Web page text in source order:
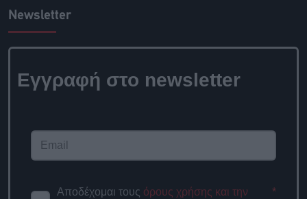
Newsletter
Εγγραφή στο newsletter
Αποδέχομαι τους όρους χρήσης και την
*